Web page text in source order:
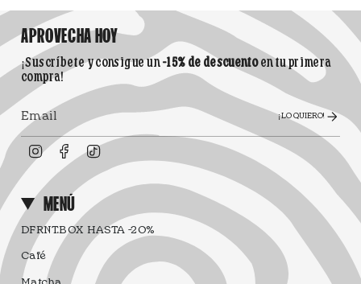
APROVECHA HOY
¡Suscríbete y consigue un -15% de descuentoen tu primera
compra!
¡LO QUIERO!
InstagramFacebook
TikTok
MENÚ
DFRNT.BOX HASTA -20%
Café